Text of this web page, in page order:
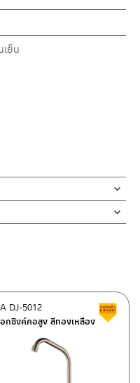
ย็น
าลดราคา เคลียร์สต็อก
กซิงค์คอสูง สีทองเหลือง
DJ-5012